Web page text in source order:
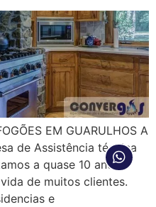
EM GUARULHOS A
de Assistência técnica
a quase 10 anos
de muitos clientes.
e